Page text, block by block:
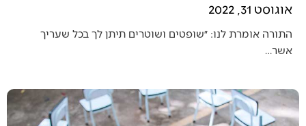
אוגוסט 31, 2022
התורה אומרת לנו: ״שופטים ושוטרים תיתן לך בכל שעריך
אשר…